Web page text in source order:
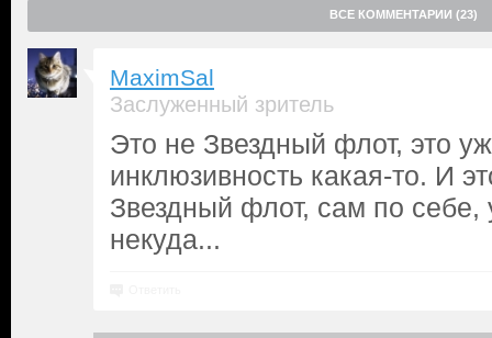
ВСЕ КОММЕНТАРИИ (23)
MaximSal
Заслуженный зритель
Это не Звездный флот, это
инклюзивность какая-то. И
Звездный флот, сам по себе,
некуда...